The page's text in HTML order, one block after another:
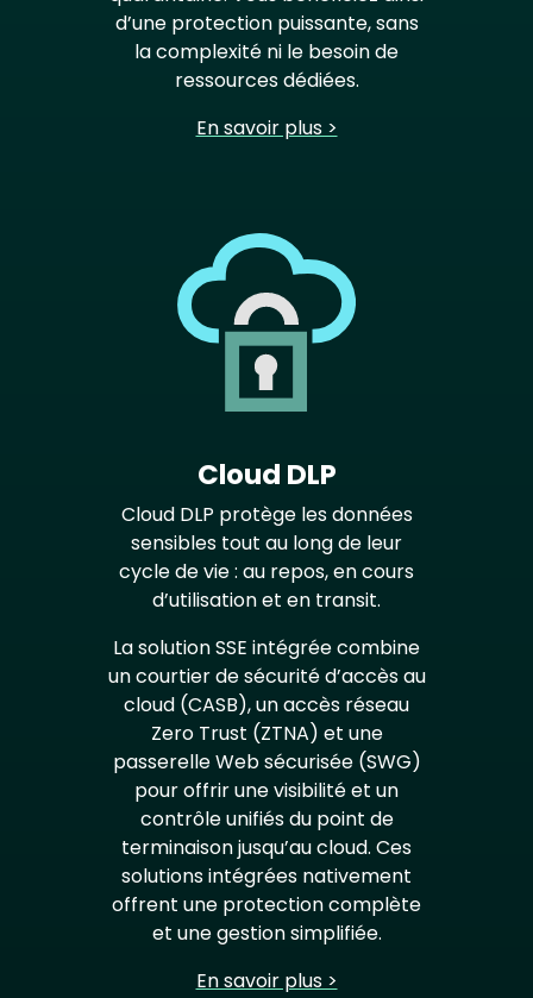
d’une protection puissante, sans
la complexité ni le besoin de
ressources dédiées.
En savoir plus >
Cloud DLP
Cloud DLP protège les données
sensibles tout au long de leur
cycle de vie : au repos, en cours
d’utilisation et en transit.
La solution SSE intégrée combine
un courtier de sécurité d’accès au
cloud (CASB), un accès réseau
Zero Trust (ZTNA) et une
passerelle Web sécurisée (SWG)
pour offrir une visibilité et un
contrôle unifiés du point de
terminaison jusqu’au cloud. Ces
solutions intégrées nativement
offrent une protection complète
et une gestion simplifiée.
En savoir plus >